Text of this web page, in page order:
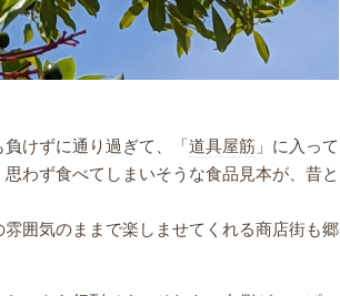
けずに通り過ぎて、「道具屋筋 」に入って
わず食べてしまいそうな食品見本が、昔と
囲気のままで楽しませてくれる商店街も郷